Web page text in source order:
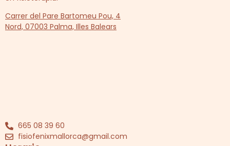
Carrer del Pare Bartomeu Pou, 4
Nord, 07003 Palma, Illes Balears
665 08 39 60
fisiofenixmallorca@gmail.com